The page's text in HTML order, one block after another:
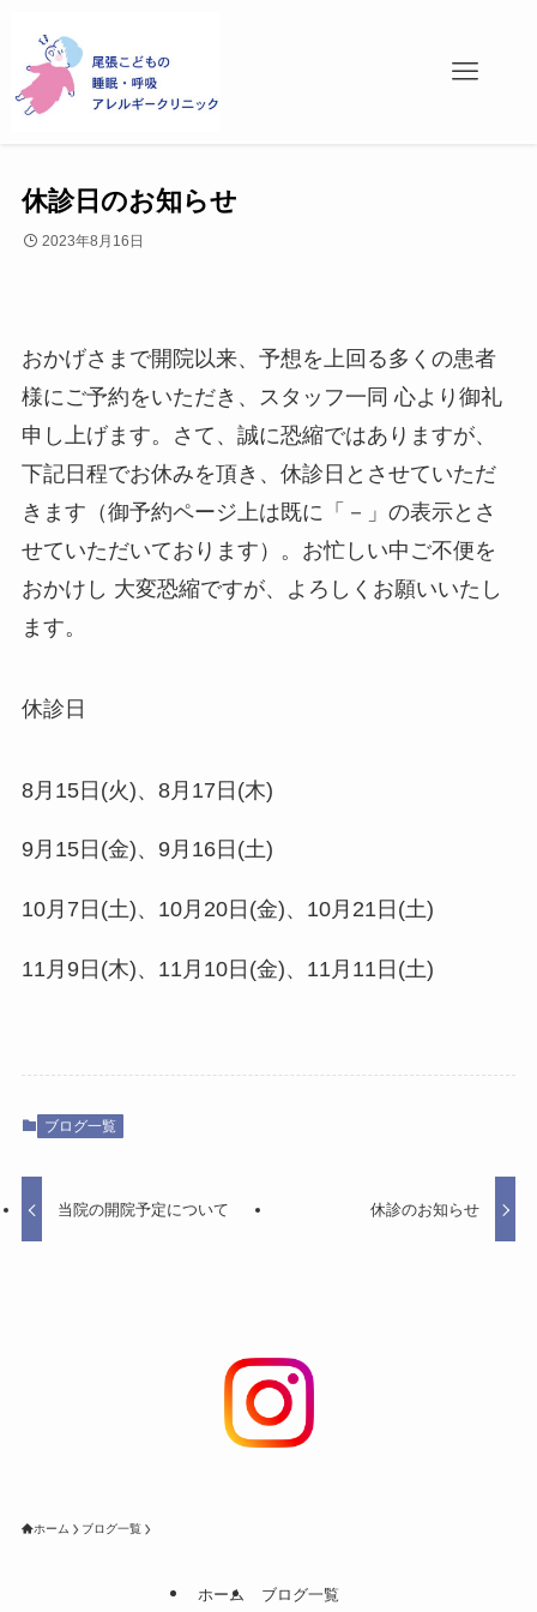
休診日のお知らせ
2023年8月16日
おかげさまで開院以来、予想を上回る多くの患者
様にご予約をいただき、スタッフ一同 心より御礼
申し上げます。さて、誠に恐縮ではありますが、
下記日程でお休みを頂き、休診日とさせていただ
きます（御予約ページ上は既に「－」の表示とさ
せていただいております）。お忙しい中ご不便を
おかけし 大変恐縮ですが、よろしくお願いいたし
ます。
休診日
8月15日(火)、8月17日(木)
9月15日(金)、9月16日(土)
10月7日(土)、10月20日(金)、10月21日(土)
11月9日(木)、11月10日(金)、11月11日(土)
ブログ一覧
当院の開院予定について 休診のお知らせ
ホーム ブログ一覧
ホーム ブログ一覧